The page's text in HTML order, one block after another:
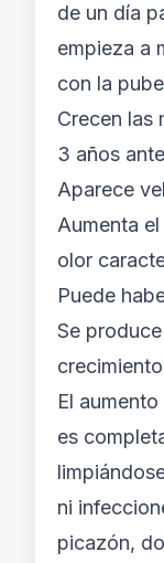
de un día
empieza a
con la
Crecen las
3 años
Aparece
Aumenta
olor
Puede
Se
El
es
ni
picazón,